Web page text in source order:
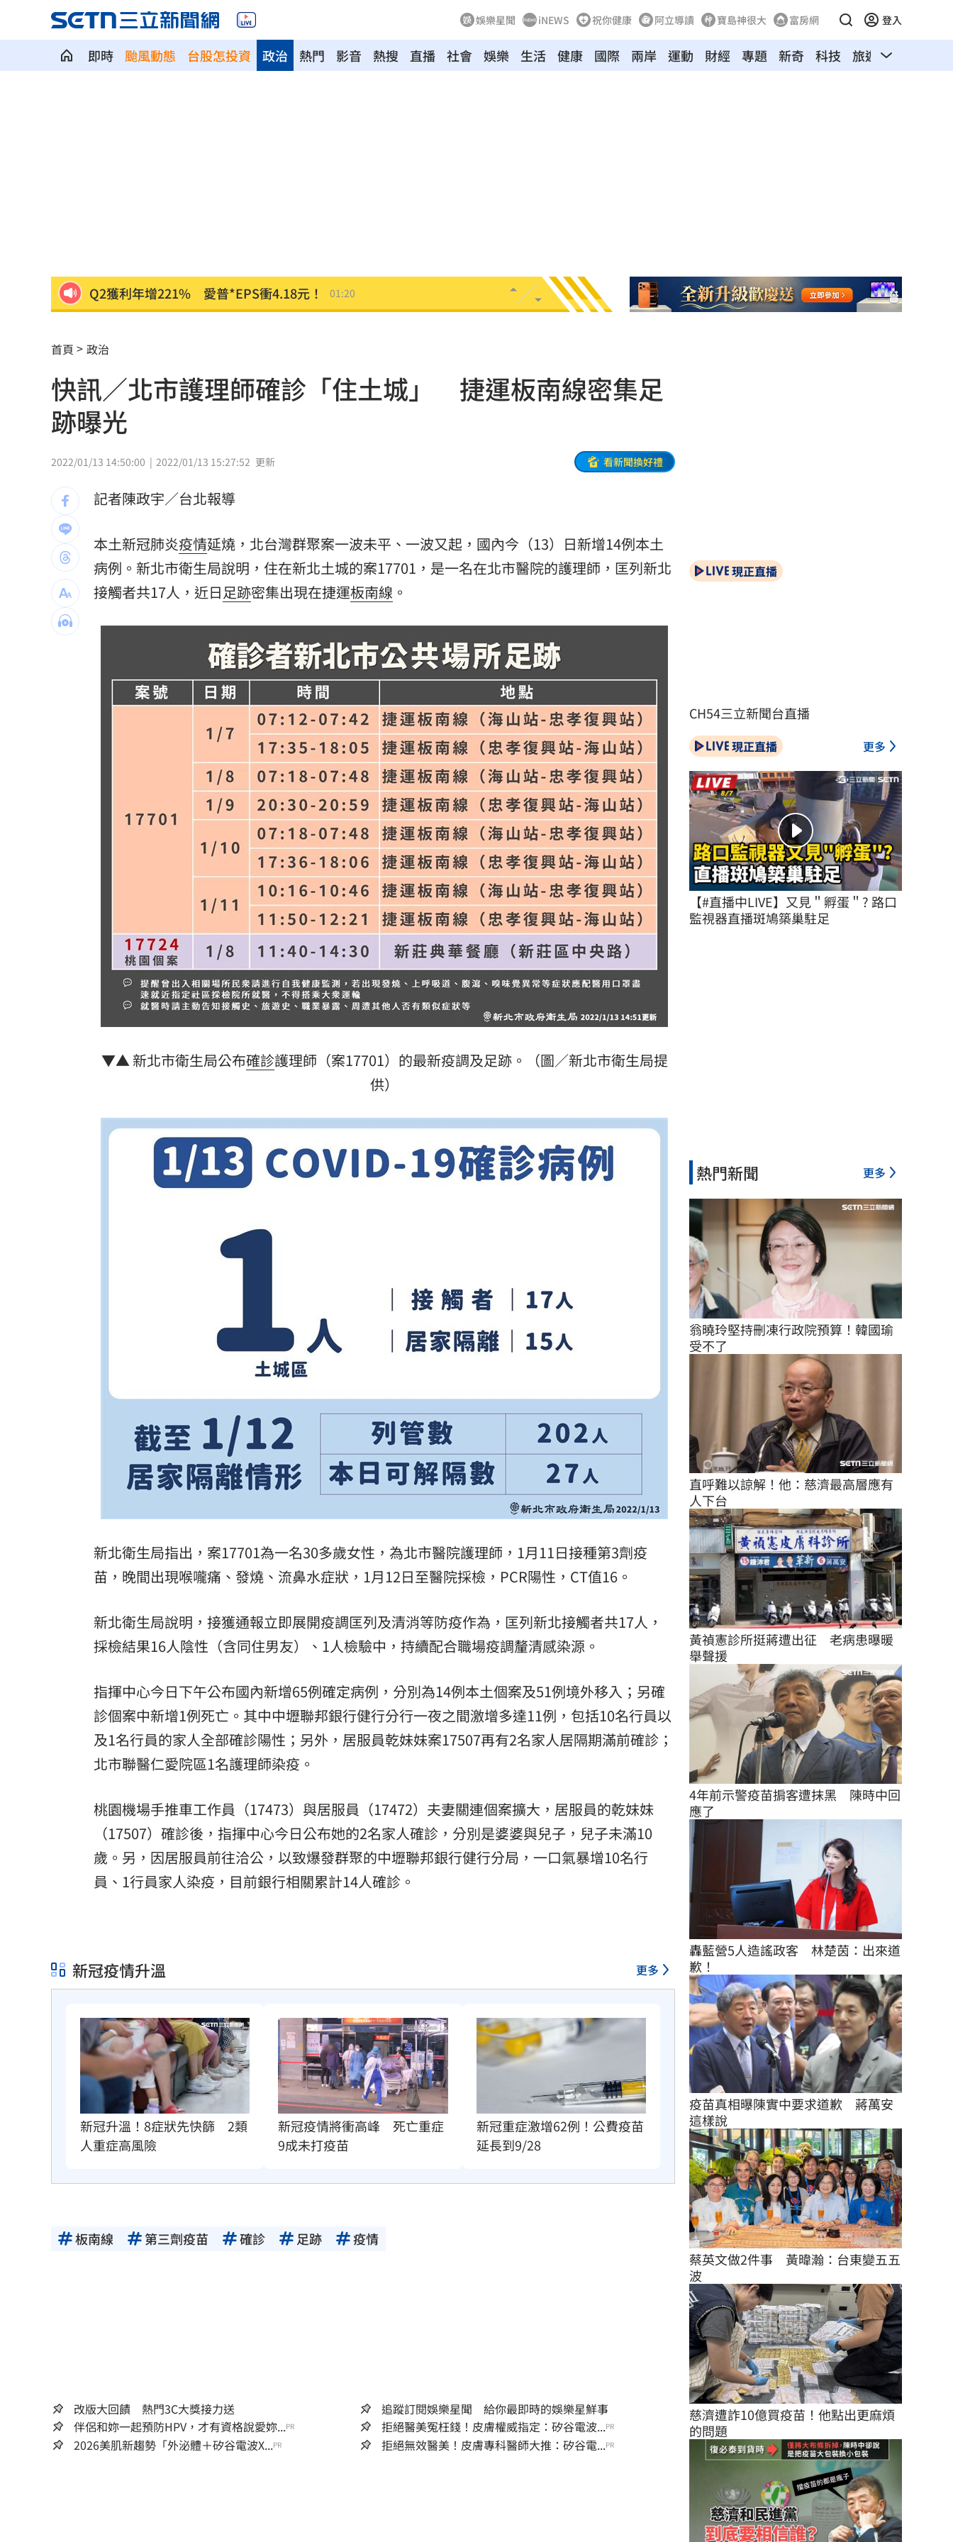
娛樂星聞 iNEWS 祝你健康 阿立導讀 寶島神很大 富房網 登入
即時 颱風動態 台股怎投資 熱門 影音 熱搜 直播
政治 社會 娛樂 生活 健康 國際 兩岸 運動 財經 專題 新奇 科技 旅遊 汽車
Q2獲利年增221% 愛普*EPS衝4.18元！ 01:20
定投10年翻逾5倍 這檔吸引存股族卡位！
新／四指齊揚！台指期飆破500點 00:48
慈濟遭詐10.6億元！全款拿回解方曝
稱龍蝦咬完就吐 爆李世宗要信徒喝精油
樂天女孩淚揭往事 愛意表達障礙遭重擊
獨／海外遊學增強外語 台人夯英、美、加 00:31
長尾獼猴失控狂襲居民！官方追查異常原因 00:26
飲料空盒找嘸地方丟 騎車咬著遭攔查槓警 00:23
63歲章小蕙吐露心聲：後悔當年嫁給鍾鎮濤 00:22
白海豚颱風擺盪逼近！雨到「這時」才趨緩 00:19
最遺憾童年記憶空白 禹菡：當年真不懂事 00:12
20:31
LIVE三立+24小時直播 15:27
三立iNEWS新聞台線上直播 18:00
商場戰國來臨 台中「頂奢大道」逐漸成形 12:00
台彩父親節推新刮刮樂千萬頭獎超「爸」氣 12:00
「拍片人的多重宇宙」職涯論壇9/12登場！ 10:30
8國球員齊聚高雄 Formosa 7s掀足球熱潮 10:00
理想混蛋號召粉絲跨海追星吃美食！ 18:15
首頁 政治
快訊／北市護理師確診「住土城」 捷運板南線密集足
跡曝光
2022/01/13 14:50:00 2022/01/13 15:27:52 更新 看新聞換好禮
記者陳政宇／台北報導
本土新冠肺炎疫情延燒，北台灣群聚案一波未平、一波又起，國內今（13）日新增14例本土
病例。新北市衛生局說明，住在新北土城的案17701，是一名在北市醫院的護理師，匡列新北
接觸者共17人，近日足跡密集出現在捷運板南線 。
▼▲ 新北市衛生局公布確診護理師（案17701）的最新疫調及足跡。（圖／新北市衛生局提
供）
新北衛生局指出，案17701為一名30多歲女性，為北市醫院護理師，1月11日接種第3劑疫
苗，晚間出現喉嚨痛、發燒、流鼻水症狀，1月12日至醫院採檢，PCR陽性，CT值16。
新北衛生局說明，接獲通報立即展開疫調匡列及清消等防疫作為，匡列新北接觸者共17人，
採檢結果16人陰性（含同住男友）、1人檢驗中，持續配合職場疫調釐清感染源。
指揮中心今日下午公布國內新增65例確定病例，分別為14例本土個案及51例境外移入；另確
診個案中新增1例死亡。其中中壢聯邦銀行健行分行一夜之間激增多達11例，包括10名行員以
及1名行員的家人全部確診陽性；另外，居服員乾妹妹案17507再有2名家人居隔期滿前確診；
北市聯醫仁愛院區1名護理師染疫。
桃園機場手推車工作員（17473）與居服員（17472）夫妻關連個案擴大，居服員的乾妹妹
（17507）確診後，指揮中心今日公布她的2名家人確診，分別是婆婆與兒子，兒子未滿10
歲。另，因居服員前往洽公，以致爆發群聚的中壢聯邦銀行健行分局，一口氣暴增10名行
員、1行員家人染疫，目前銀行相關累計14人確診。
新冠疫情升溫 更多
新冠升溫！8症狀先快篩　2類
人重症高風險
新冠疫情將衝高峰　死亡重症
9成未打疫苗
新冠重症激增62例！公費疫苗
延長到9/28
板南線 第三劑疫苗 確診 足跡 疫情
改版大回饋 熱門3C大獎接力送
追蹤訂閱娛樂星聞 給你最即時的娛樂星鮮事
伴侶和妳一起預防HPV，才有資格說愛妳...PR 拒絕醫美冤枉錢！皮膚權威指定：矽谷電波...PR
2026美肌新趨勢「外泌體＋矽谷電波X...PR 拒絕無效醫美！皮膚專科醫師大推：矽谷電...PR
現正直播
CH54三立新聞台直播
現正直播 更多
【#直播中LIVE】又見＂孵蛋＂? 路口
監視器直播斑鳩築巢駐足
熱門新聞 更多
翁曉玲堅持刪凍行政院預算！韓國瑜
受不了
直呼難以諒解！他：慈濟最高層應有
人下台
黃禎憲診所挺蔣遭出征　老病患曝暖
舉聲援
4年前示警疫苗掮客遭抹黑　陳時中回
應了
轟藍營5人造謠政客　林楚茵：出來道
歉！
疫苗真相曝陳實中要求道歉　蔣萬安
這樣說
蔡英文做2件事　黃暐瀚：台東變五五
波
慈濟遭詐10億買疫苗！他點出更麻煩
的問題